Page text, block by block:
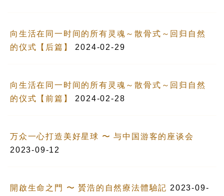
向生活在同一时间的所有灵魂～散骨式～回归自然
的仪式【后篇】
2024-02-29
向生活在同一时间的所有灵魂～散骨式～回归自然
的仪式【前篇】
2024-02-28
万众一心打造美好星球 〜 与中国游客的座谈会
2023-09-12
開啟生命之門 〜 贇浩的自然療法體驗記 2023-09-